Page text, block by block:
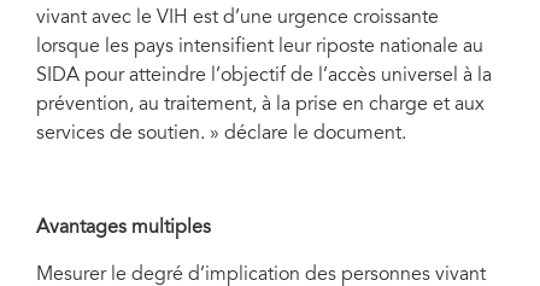
vivant avec le VIH est d’une urgence croissante
lorsque les pays intensifient leur riposte nationale au
SIDA pour atteindre l’objectif de l’accès universel à la
prévention, au traitement, à la prise en charge et aux
services de soutien. » déclare le document.
Avantages multiples
Mesurer le degré d’implication des personnes vivant